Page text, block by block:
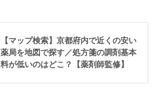
【マップ検索】京都府内で近くの安い
薬局を地図で探す／処方箋の調剤基本
料が低いのはどこ？【薬剤師監修】